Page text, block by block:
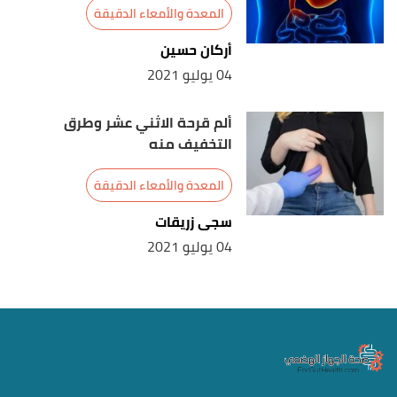
المعدة والأمعاء الدقيقة
أركان حسين
04 يوليو 2021
ألم قرحة الاثني عشر وطرق
التخفيف منه
المعدة والأمعاء الدقيقة
سجى زريقات
04 يوليو 2021